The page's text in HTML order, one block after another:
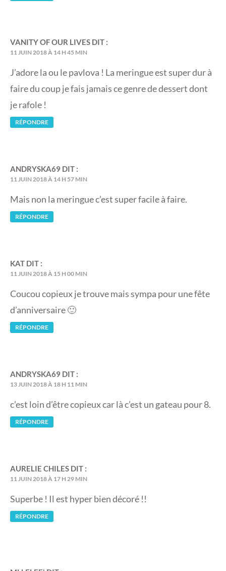
VANITY OF OUR LIVES DIT :
11 JUIN 2018 À 14 H 45 MIN
J’adore la ou le pavlova ! La meringue est super dur à
faire du coup je fais jamais ce genre de dessert dont
je rafole !
RÉPONDRE
ANDRYSKA69 DIT :
11 JUIN 2018 À 14 H 57 MIN
Mais non la meringue c’est super facile à faire.
RÉPONDRE
KAT DIT :
11 JUIN 2018 À 15 H 00 MIN
Coucou copieux je trouve mais sympa pour une fête
d’anniversaire 🙂
RÉPONDRE
ANDRYSKA69 DIT :
13 JUIN 2018 À 18 H 11 MIN
c’est loin d’être copieux car là c’est un gateau pour 8.
RÉPONDRE
AURELIE CHILES DIT :
11 JUIN 2018 À 17 H 29 MIN
Superbe ! Il est hyper bien décoré !!
RÉPONDRE